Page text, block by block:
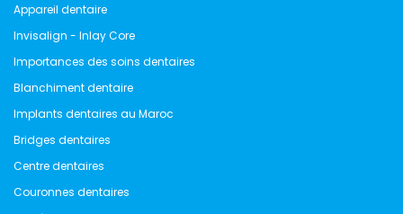
Appareil dentaire
Invisalign - Inlay Core
Importances des soins dentaires
Blanchiment dentaire
Implants dentaires au Maroc
Bridges dentaires
Centre dentaires
Couronnes dentaires